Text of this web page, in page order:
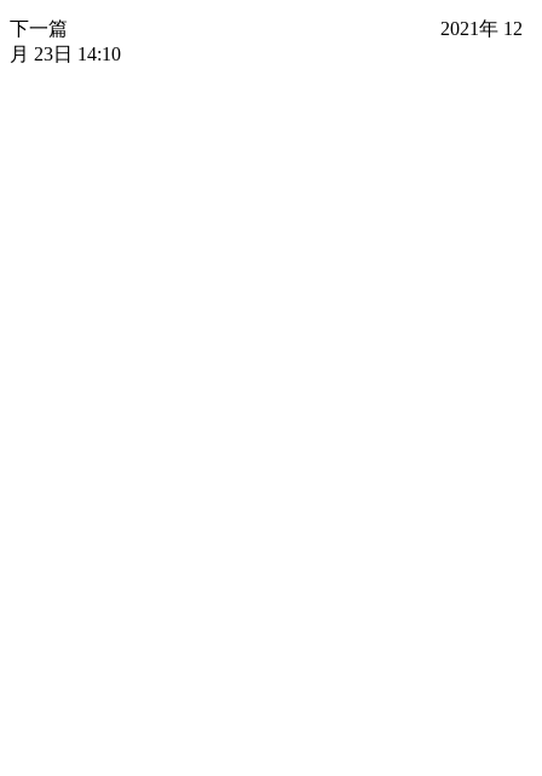
下一篇
2021年 12
月 23日 14:10